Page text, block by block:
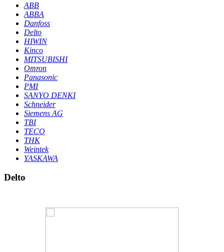
ABB
ABBA
Danfoss
Delto
HIWIN
Kinco
MITSUBISHI
Omron
Panasonic
PMI
SANYO DENKI
Schneider
Siemens AG
TBI
TECO
THK
Weintek
YASKAWA
Delto